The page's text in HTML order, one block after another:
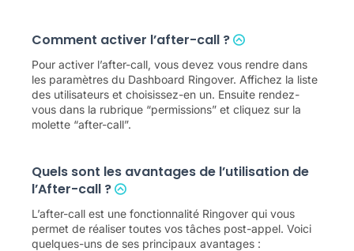
Comment activer l’after-call ?
Pour activer l’after-call, vous devez vous rendre dans
les paramètres du Dashboard Ringover. Affichez la liste
des utilisateurs et choisissez-en un. Ensuite rendez-
vous dans la rubrique “permissions” et cliquez sur la
molette “after-call”.
Quels sont les avantages de l’utilisation de
l’After-call ?
L’after-call est une fonctionnalité Ringover qui vous
permet de réaliser toutes vos tâches post-appel. Voici
quelques-uns de ses principaux avantages :